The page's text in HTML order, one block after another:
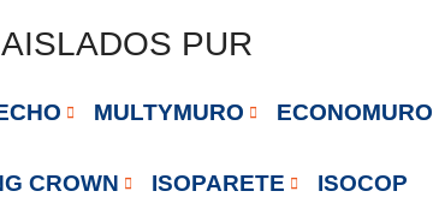
PUR
MULTYMURO ECONOMURO
CROWN ISOPARETE ISOCOP